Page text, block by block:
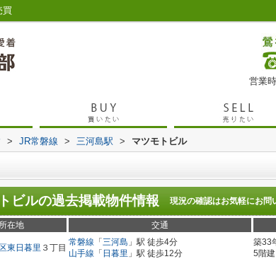
買
営業
> JR常磐線 > 三河島駅 > マツモトビル
ビルの過去掲載物件情報 現況の確認はお気軽にお問
所在地 交通
東日暮里 ３丁目
常磐線 「 三河島 」駅 徒歩4分
山手線 「 日暮里 」駅 徒歩12分
築33
5階建